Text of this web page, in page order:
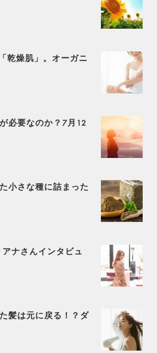
乾燥肌」。オーガニ
必要なのか？7月12
小さな種に詰まった
ナさんインタビュ
髪は元に戻る！？ダ